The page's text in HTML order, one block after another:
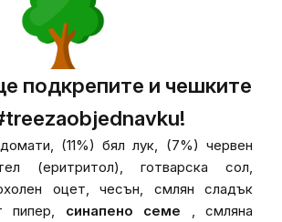
подкрепите и чешките
(11%) бял лук, (7%) червен
(еритритол), готварска сол,
оцет, чесън, смлян сладък
пипер, синапено семе , смляна